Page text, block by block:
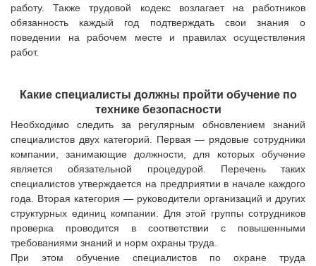
работу. Также трудовой кодекс возлагает на работников
обязанность каждый год подтверждать свои знания о
поведении на рабочем месте и правилах осуществления
работ.
Какие специалисты должны пройти обучение по
технике безопасности
Необходимо следить за регулярным обновлением знаний
специалистов двух категорий. Первая — рядовые сотрудники
компании, занимающие должности, для которых обучение
является обязательной процедурой. Перечень таких
специалистов утверждается на предприятии в начале каждого
года. Вторая категория — руководители организаций и других
структурных единиц компании. Для этой группы сотрудников
проверка проводится в соответствии с повышенными
требованиями знаний и норм охраны труда.
При этом обучение специалистов по охране труда